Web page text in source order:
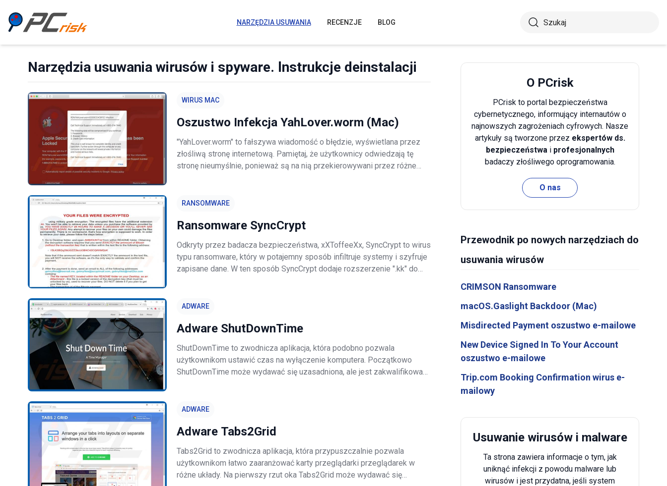
NARZĘDZIA USUWANIA RECENZJE BLOG
Narzędzia usuwania wirusów i spyware. lnstrukcje deinstalacji
WIRUS MAC
Oszustwo Infekcja YahLover.worm (Mac)
"YahLover.worm" to fałszywa wiadomość o błędzie, wyświetlana przez
złośliwą stronę internetową. Pamiętaj, że użytkownicy odwiedzają tę
stronę nieumyślnie, ponieważ są na nią przekierowywani przez różne
RANSOMWARE
Ransomware SyncCrypt
Odkryty przez badacza bezpieczeństwa, xXToffeeXx, SyncCrypt to wirus
typu ransomware, który w potajemny sposób infiltruje systemy i szyfruje
zapisane dane. W ten sposób SyncCrypt dodaje rozszerzenie ".kk" do
ADWARE
Adware ShutDownTime
ShutDownTime to zwodnicza aplikacja, która podobno pozwala
użytkownikom ustawić czas na wyłączenie komputera. Początkowo
ShutDownTime może wydawać się uzasadniona, ale jest zakwalifikowana
ADWARE
Adware Tabs2Grid
Tabs2Grid to zwodnicza aplikacja, która przypuszczalnie pozwala
użytkownikom łatwo zaaranżować karty przeglądarki przeglądarek w
różne układy. Na pierwszy rzut oka Tabs2Grid może wydawać się
O PCrisk
PCrisk to portal bezpieczeństwa
cybernetycznego, informujący internautów o
najnowszych zagrożeniach cyfrowych. Nasze
artykuły są tworzone przez ekspertów ds.
bezpieczeństwai profesjonalnych
badaczy złośliwego oprogramowania.
O nas
Przewodnik po nowych narzędziach do
usuwania wirusów
CRIMSON Ransomware
macOS.Gaslight Backdoor (Mac)
Misdirected Payment oszustwo e-mailowe
New Device Signed In To Your Account
oszustwo e-mailowe
Trip.com Booking Confirmation wirus e-
mailowy
Usuwanie wirusów i malware
Ta strona zawiera informacje o tym, jak
uniknąć infekcji z powodu malware lub
wirusów i jest przydatna, jeśli system